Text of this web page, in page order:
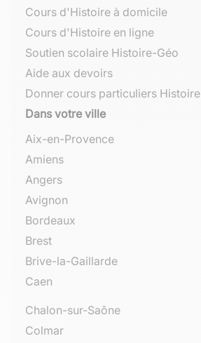
Cours d'Histoire à domicile
Cours d'Histoire en ligne
Soutien scolaire Histoire-Géo
Aide aux devoirs
Donner cours particuliers Histoire
Dans votre ville
Aix-en-Provence
Amiens
Angers
Avignon
Bordeaux
Brest
Brive-la-Gaillarde
Caen
Chalon-sur-Saône
Colmar